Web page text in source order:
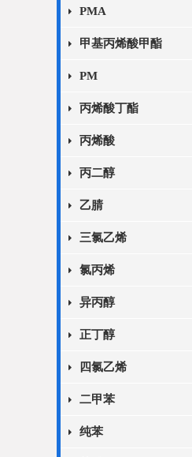
PMA
甲基丙烯酸甲酯
PM
丙烯酸丁酯
丙烯酸
丙二醇
乙腈
三氯乙烯
氯丙烯
异丙醇
正丁醇
四氯乙烯
二甲苯
纯苯